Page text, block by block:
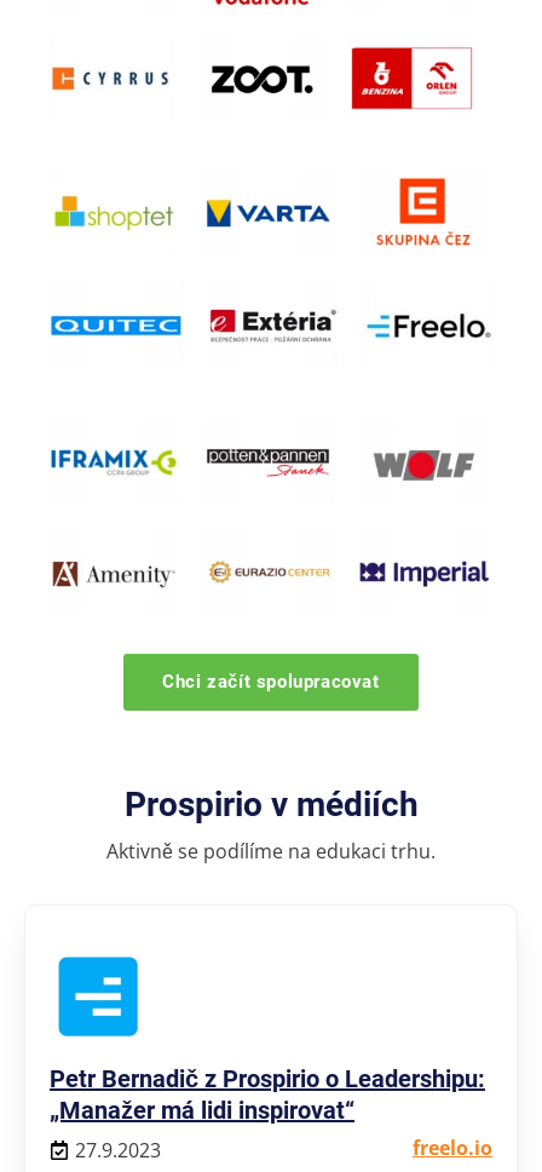
Chci začít spolupracovat
Prospirio v médiích
Aktivně se podílíme na edukaci trhu.
Petr Bernadič z Prospirio o Leadershipu:
„Manažer má lidi inspirovat“
27.9.2023
freelo.io